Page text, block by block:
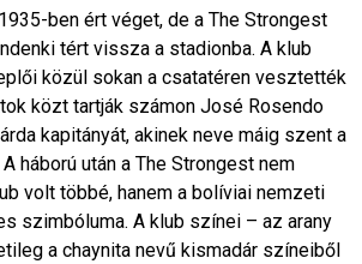
ben ért véget, de a The Strongest
tért vissza a stadionba. A klub
közül sokan a csatatéren vesztették
közt tartják számon José Rosendo
kapitányát, akinek neve máig szent a
háború után a The Strongest nem
volt többé, hanem a bolíviai nemzeti
szimbóluma. A klub színei – az arany
a chaynita nevű kismadár színeiből